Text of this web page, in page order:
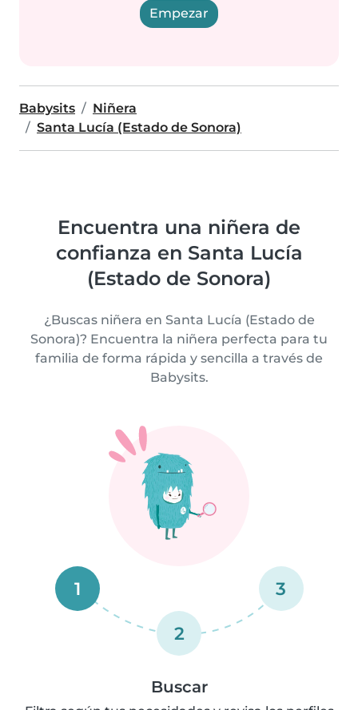
Empezar
Babysits
Niñera
Santa Lucía (Estado de Sonora)
Encuentra una niñera de
confianza en Santa Lucía
(Estado de Sonora)
¿Buscas niñera en Santa Lucía (Estado de
Sonora)? Encuentra la niñera perfecta para tu
familia de forma rápida y sencilla a través de
Babysits.
1
2
3
Buscar